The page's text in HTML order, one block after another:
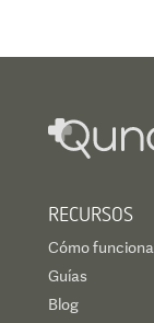
RECURSOS
Cómo funciona
Guías
Blog